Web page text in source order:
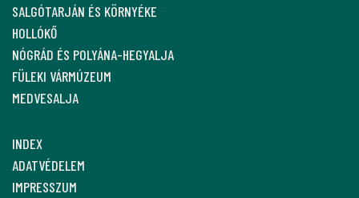
SALGÓTARJÁN ÉS KÖRNYÉKE
HOLLÓKŐ
NÓGRÁD ÉS POLYÁNA-HEGYALJA
FÜLEKI VÁRMÚZEUM
MEDVESALJA
INDEX
ADATVÉDELEM
IMPRESSZUM